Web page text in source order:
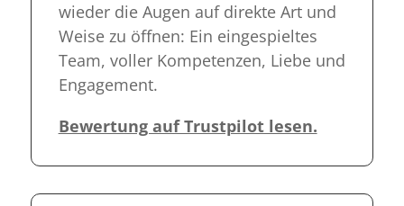
wieder die Augen auf direkte Art und
Weise zu öffnen: Ein eingespieltes
Team, voller Kompetenzen, Liebe und
Engagement.
Bewertung auf Trustpilot lesen.